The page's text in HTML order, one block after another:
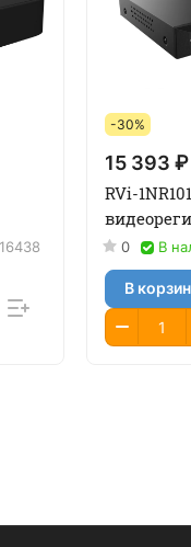
-30%
15 393 ₽
RVi-
0 В
В